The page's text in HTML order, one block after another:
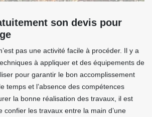
son devis pour
pas une activité facile à procéder. Il y a
à appliquer et des équipements de
pour garantir le bon accomplissement
temps et l’absence des compétences
la bonne réalisation des travaux, il est
confier les travaux entre la main d’une